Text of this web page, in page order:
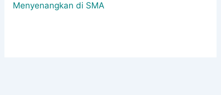
Menyenangkan di SMA